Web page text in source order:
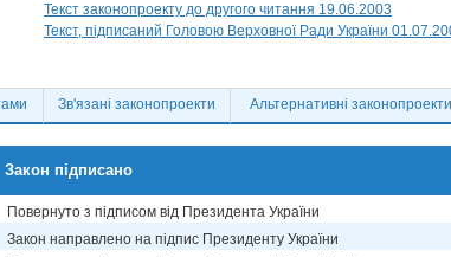
Текст законопроекту до другого читання 19.06.2003
Текст, підписаний Головою Верховної Ради України
Зв'язані законопроекти Альтернативні законопроекти
Закон підписано
Повернуто з підписом від Президента України
Закон направлено на підпис Президенту України